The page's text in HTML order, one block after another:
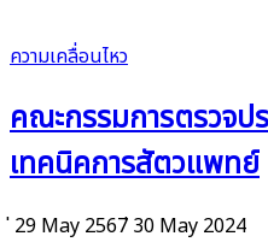
ความเคลื่อนไหว
คณะกรรมการตรวจป
เทคนิคการสัตวแพทย์
่ 29 May 2567 ่ 30 May 2024